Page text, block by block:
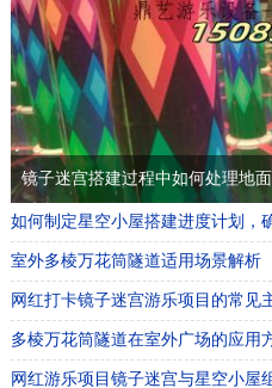
如何制定星空小屋搭建进度计划，
室外多棱万花筒隧道适用场景解析
网红打卡镜子迷宫游乐项目的常见
多棱万花筒隧道在室外广场的应用
网红游乐项目镜子迷宫与星空小屋